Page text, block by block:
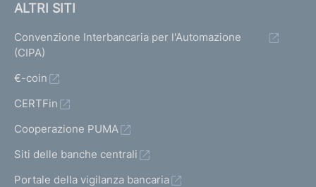
ALTRI SITI
Convenzione Interbancaria per l'Automazione
(CIPA)
€-coin
CERTFin
Cooperazione PUMA
Siti delle banche centrali
Portale della vigilanza bancaria